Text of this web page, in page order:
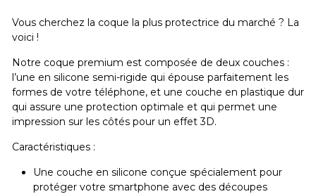
Vous cherchez la coque la plus protectrice du marché ? La
voici !
Notre coque premium est composée de deux couches :
l’une en silicone semi-rigide qui épouse parfaitement les
formes de votre téléphone, et une couche en plastique dur
qui assure une protection optimale et qui permet une
impression sur les côtés pour un effet 3D.
Caractéristiques :
Une couche en silicone conçue spécialement pour
protéger votre smartphone avec des découpes